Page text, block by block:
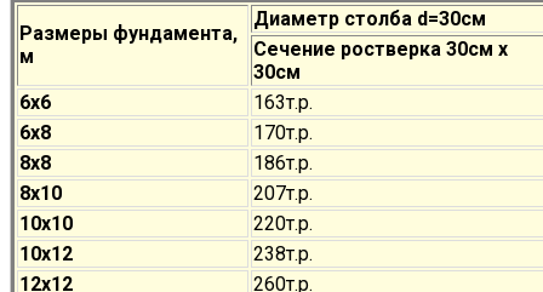
Размеры фундамента,
м
Диаметр столба d=30см
Сечение ростверка 30см х
30см
6х6
163т.р.
6х8
170т.р.
8х8
186т.р.
8х10
207т.р.
10х10
220т.р.
10х12
238т.р.
12х12
260т.р.